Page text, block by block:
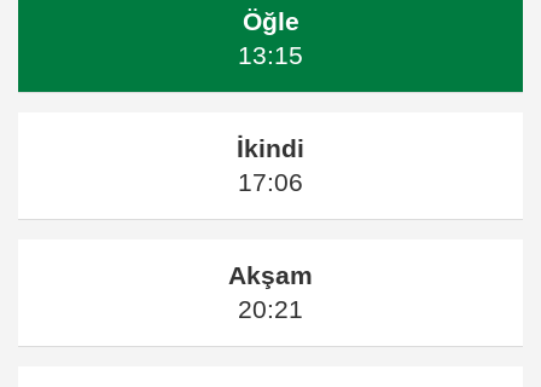
Öğle
13:15
İkindi
17:06
Akşam
20:21